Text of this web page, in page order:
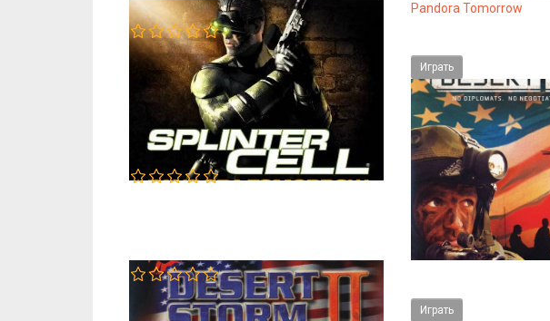
Pandora Tomorrow
Играть
Играть